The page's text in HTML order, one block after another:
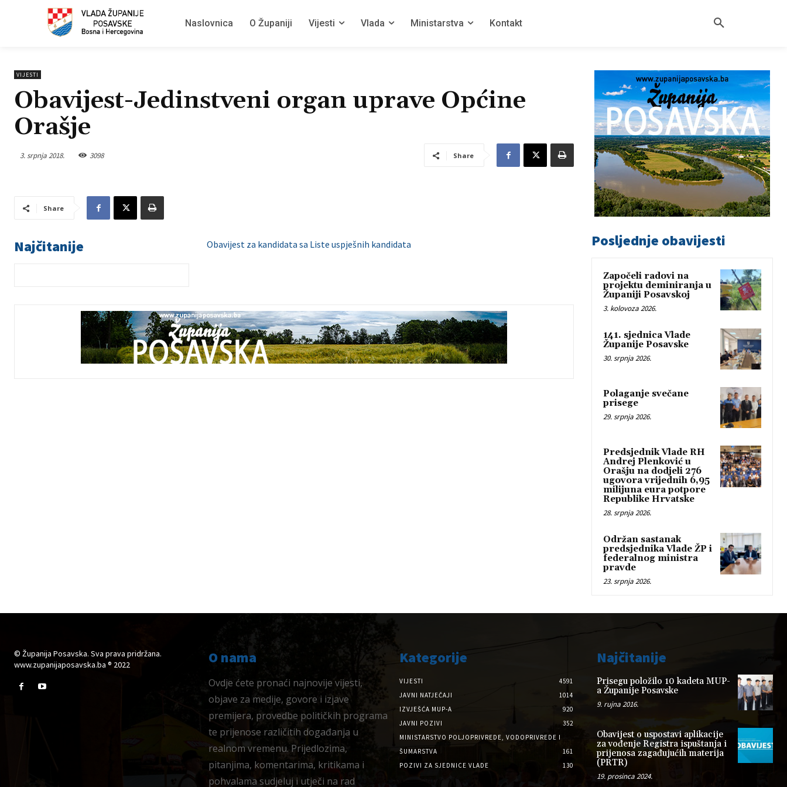
Naslovnica O Županiji Vijesti Vlada Ministarstva Kontakt
VIJESTI
Obavijest-Jedinstveni organ uprave Općine
Orašje
3. srpnja 2018. 3098 Share
Share
Najčitanije Obavijest za kandidata sa Liste uspješnih kandidata Posljednje obavijesti
Započeli radovi na
projektu deminiranja u
Županiji Posavskoj
3. kolovoza 2026.
141. sjednica Vlade
Županije Posavske
30. srpnja 2026.
Polaganje svečane
prisege
29. srpnja 2026.
Predsjednik Vlade RH
Andrej Plenković u
Orašju na dodjeli 276
ugovora vrijednih 6,95
milijuna eura potpore
Republike Hrvatske
28. srpnja 2026.
Održan sastanak
predsjednika Vlade ŽP i
federalnog ministra
pravde
23. srpnja 2026.
© Županija Posavska. Sva prava pridržana.
www.zupanijaposavska.ba ® 2022
O nama
Ovdje ćete pronaći najnovije vijesti,
objave za medije, govore i izjave
premijera, provedbe političkih programa
te prijenose različitih događanja u
realnom vremenu. Prijedlozima,
pitanjima, komentarima, kritikama i
pohvalama sudjeluj i utječi na rad
Kategorije
VIJESTI
4591
JAVNI NATJEČAJI
1014
IZVJEŠĆA MUP-A
920
JAVNI POZIVI
352
MINISTARSTVO POLJOPRIVREDE, VODOPRIVREDE I
ŠUMARSTVA
161
POZIVI ZA SJEDNICE VLADE
130
Najčitanije
Prisegu položilo 10 kadeta MUP-
a Županije Posavske
9. rujna 2016.
Obavijest o uspostavi aplikacije
za vođenje Registra ispuštanja i
prijenosa zagađujućih materija
(PRTR)
19. prosinca 2024.